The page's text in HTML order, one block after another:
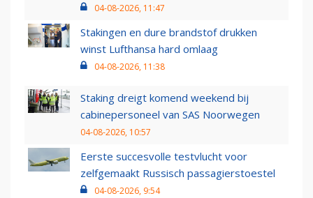
04-08-2026, 11:47
Stakingen en dure brandstof drukken
winst Lufthansa hard omlaag
04-08-2026, 11:38
Staking dreigt komend weekend bij
cabinepersoneel van SAS Noorwegen
04-08-2026, 10:57
Eerste succesvolle testvlucht voor
zelfgemaakt Russisch passagierstoestel
04-08-2026, 9:54